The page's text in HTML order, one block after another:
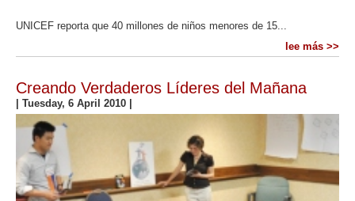
UNICEF reporta que 40 millones de niños menores de 15...
lee más >>
Creando Verdaderos Líderes del Mañana
Tuesday, 6 April 2010